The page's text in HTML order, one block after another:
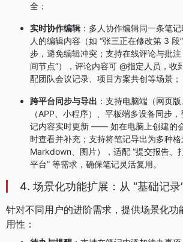
全；
实时协作编辑 ：多人协作编辑同一条笔
人的编辑内容（如 “张三正在修改第 3 段
步，避免编辑冲突；支持在线评论与批
间节点”），评论内容可 @指定人员，收
配团队会议记录、项目方案共创等场景；
跨平台同步与导出 ：支持电脑端（网页
（APP、小程序）、平板端多设备同步
记内容实时更新 —— 如在电脑上创建的
时查看并补充；支持将笔记导出为多种格
Markdown、图片），适配 “提交报告、
平台” 等需求，确保笔记灵活复用。
4. 场景化功能扩展：从 “基础记录
针对不同用户的进阶需求，提供场景化功
用性：